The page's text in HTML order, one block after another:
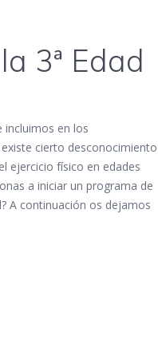
3ª Edad
incluimos en los
cierto desconocimiento
ejercicio físico en edades
a iniciar un programa de
A continuación os dejamos